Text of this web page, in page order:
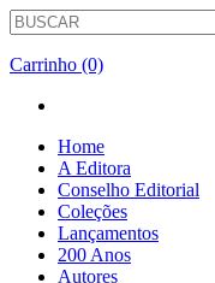
Carrinho (0)
Home
A Editora
Conselho Editorial
Coleções
Lançamentos
200 Anos
Autores